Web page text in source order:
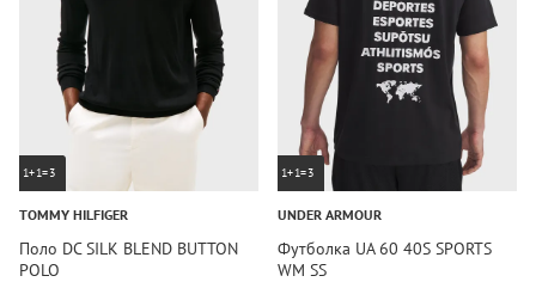
1+1=3
TOMMY HILFIGER
Поло DC SILK BLEND BUTTON
POLO
1+1=3
UNDER ARMOUR
Футболка UA 60 40S SPORTS
WM SS